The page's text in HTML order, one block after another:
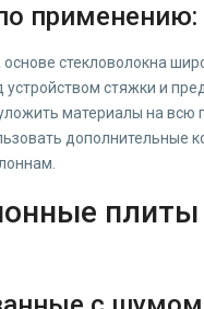
применению:
стекловолокна
устройством стяжки и
материалы на всю
дополнительные